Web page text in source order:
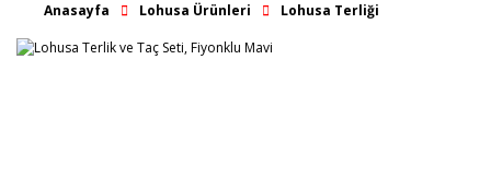
Anasayfa Lohusa Ürünleri Lohusa Terliği